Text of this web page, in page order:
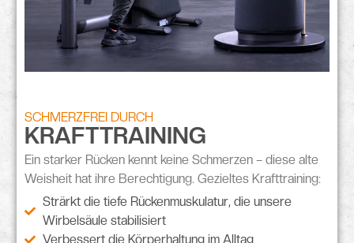
SCHMERZFREI DURCH
KRAFTTRAINING
Ein starker Rücken kennt keine Schmerzen – diese alte
Weisheit hat ihre Berechtigung. Gezieltes Krafttraining:
Strärkt die tiefe Rückenmuskulatur, die unsere
Wirbelsäule stabilisiert
Verbessert die Körperhaltung im Alltag